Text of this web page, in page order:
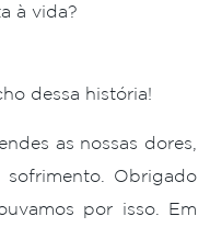
à vida?
dessa história!
as nossas dores,
Obrigado
por isso. Em